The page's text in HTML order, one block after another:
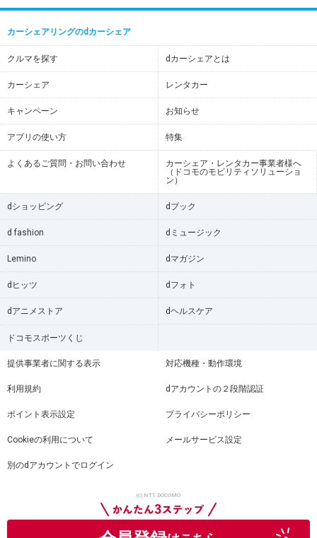
カーシェアリングのdカーシェア
クルマを探す dカーシェアとは
カーシェア レンタカー
キャンペーン お知らせ
アプリの使い方 特集
よくあるご質問・お問い合わせ
カーシェア・レンタカー事業者様へ
（ドコモのモビリティソリューショ
ン）
dショッピング dブック
d fashion dミュージック
Lemino dマガジン
dヒッツ dフォト
dアニメストア dヘルスケア
ドコモスポーツくじ
提供事業者に関する表示 対応機種・動作環境
利用規約 dアカウントの２段階認証
ポイント表示設定 プライバシーポリシー
Cookieの利用について メールサービス設定
別のdアカウントでログイン
(c) NTT DOCOMO